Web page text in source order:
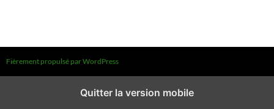
Fièrement propulsé par WordPress
Quitter la version mobile